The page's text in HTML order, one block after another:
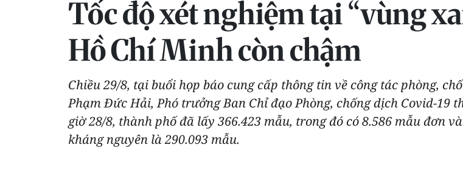
Tốc độ xét nghiệm tại “vùng
Hồ Chí Minh còn chậm
Chiều 29/8, tại buổi họp báo cung cấp thông tin về công tác phòng,
Phạm Đức Hải, Phó trưởng Ban Chỉ đạo Phòng, chống dịch Covid-19
giờ 28/8, thành phố đã lấy 366.423 mẫu, trong đó có 8.586 mẫu đơn
kháng nguyên là 290.093 mẫu.